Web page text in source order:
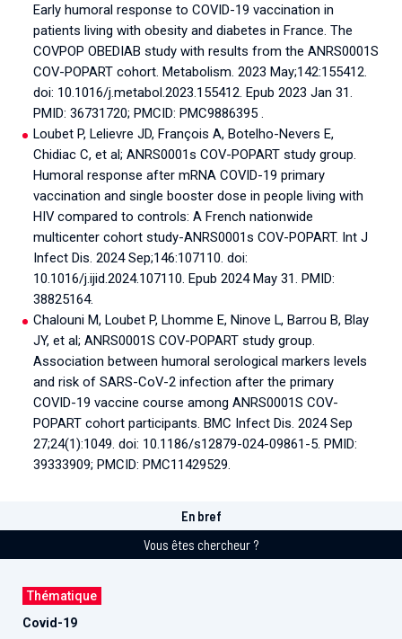
Early humoral response to COVID-19 vaccination in
patients living with obesity and diabetes in France. The
COVPOP OBEDIAB study with results from the ANRS0001S
COV-POPART cohort. Metabolism. 2023 May;142:155412.
doi: 10.1016/j.metabol.2023.155412. Epub 2023 Jan 31.
PMID: 36731720; PMCID: PMC9886395 .
Loubet P, Lelievre JD, François A, Botelho-Nevers E,
Chidiac C, et al; ANRS0001s COV-POPART study group.
Humoral response after mRNA COVID-19 primary
vaccination and single booster dose in people living with
HIV compared to controls: A French nationwide
multicenter cohort study-ANRS0001s COV-POPART. Int J
Infect Dis. 2024 Sep;146:107110. doi:
10.1016/j.ijid.2024.107110. Epub 2024 May 31. PMID:
38825164.
Chalouni M, Loubet P, Lhomme E, Ninove L, Barrou B, Blay
JY, et al; ANRS0001S COV-POPART study group.
Association between humoral serological markers levels
and risk of SARS-CoV-2 infection after the primary
COVID-19 vaccine course among ANRS0001S COV-
POPART cohort participants. BMC Infect Dis. 2024 Sep
27;24(1):1049. doi: 10.1186/s12879-024-09861-5. PMID:
39333909; PMCID: PMC11429529.
En bref
Vous êtes chercheur ?
Thématique
Covid-19